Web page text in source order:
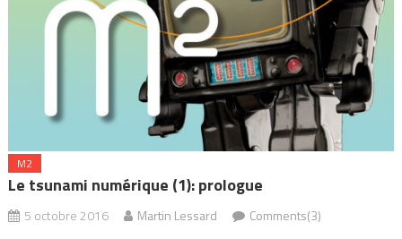
M2
Le tsunami numérique (1): prologue
5 octobre 2016 Martin Lessard Comments(3)